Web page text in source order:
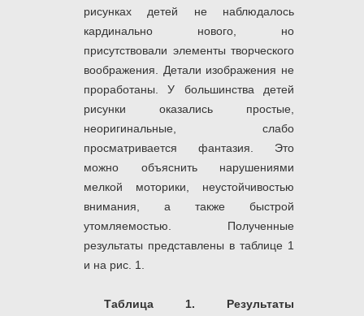
рисунках детей не наблюдалось
кардинально нового, но
присутствовали элементы творческого
воображения. Детали изображения не
проработаны. У большинства детей
рисунки оказались простые,
неоригинальные, слабо
просматривается фантазия. Это
можно объяснить нарушениями
мелкой моторики, неустойчивостью
внимания, а также быстрой
утомляемостью. Полученные
результаты представлены в таблице 1
и на рис. 1.
Таблица 1. Результаты